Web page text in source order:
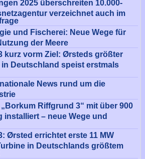
2025 überschreiten 10.000-
verzeichnet auch im
und Fischerei: Neue Wege für
der Meere
kurz vorm Ziel: Ørsteds größter
Deutschland speist erstmals
News rund um die
Riffgrund 3“ mit über 900
installiert – neue Wege und
Ørsted errichtet erste 11 MW
in Deutschlands größtem